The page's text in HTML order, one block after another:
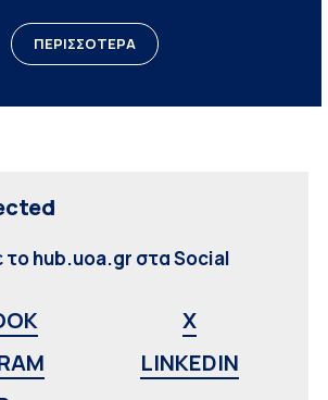
ΠΕΡΙΣΣΟΤΕΡΑ
το hub.uoa.gr στα Social
X
LINKEDIN